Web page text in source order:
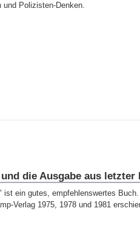
Polizisten-Denken.
die Ausgabe aus letzter
ein gutes, empfehlenswertes Buch.
Verlag 1975, 1978 und 1981